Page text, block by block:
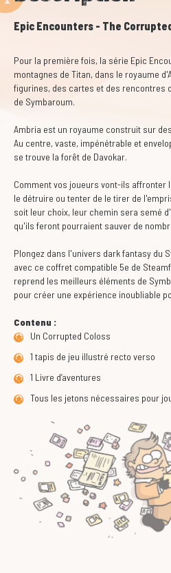
Epic Encounters - The
Pour la première fois, la série Epic
montagnes de Titan, dans le royaume
figurines, des cartes et des rencontres
de Symbaroum.
Ambria est un royaume construit sur
Au centre, vaste, impénétrable et
se trouve la forêt de Davokar.
Comment vos joueurs vont-ils affronter
le détruire ou tenter de le tirer de
soit leur choix, leur chemin sera semé
qu'ils feront pourraient sauver de
Plongez dans l'univers dark fantasy du
avec ce coffret compatible 5e de
reprend les meilleurs éléments de
pour créer une expérience inoubliable
Contenu :
Un Corrupted Coloss
1 tapis de jeu illustré recto verso
1 Livre d’aventures
Tous les jetons nécessaires pour